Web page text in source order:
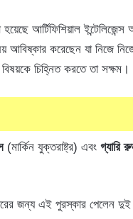
আর্টিফিশিয়াল
করেছেন যা নিজে
চিহ্নিত করতে তা সক্ষম।
(মার্কিন যুক্তরাষ্ট্র) এবংগ্যারি
জন্য এই পুরস্কার পেলেন দুই